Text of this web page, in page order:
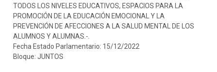
TODOS LOS NIVELES EDUCATIVOS, ESPACIOS PARA LA
PROMOCIÓN DE LA EDUCACIÓN EMOCIONAL Y LA
PREVENCIÓN DE AFECCIONES A LA SALUD MENTAL DE LOS
ALUMNOS Y ALUMNAS.-.
Fecha Estado Parlamentario: 15/12/2022
Bloque: JUNTOS